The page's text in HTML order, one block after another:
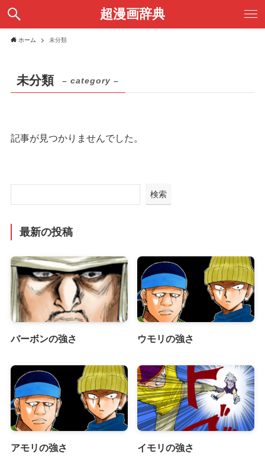
超漫画辞典
ホーム 未分類
未分類 – category –
記事が見つかりませんでした。
検索
最新の投稿
バーボンの強さ ウモリの強さ
アモリの強さ イモリの強さ